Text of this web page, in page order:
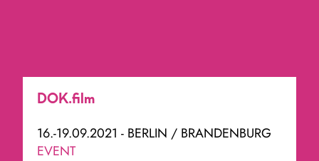
DOK.film
16.-19.09.2021 - BERLIN / BRANDENBURG
EVENT